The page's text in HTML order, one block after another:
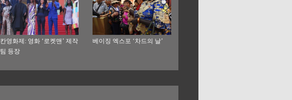
칸영화제: 영화 ‘로켓맨’ 제작
팀 등장
베이징 엑스포 ‘차드의 날’